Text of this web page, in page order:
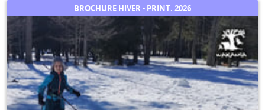
BROCHURE HIVER - PRINT. 2026